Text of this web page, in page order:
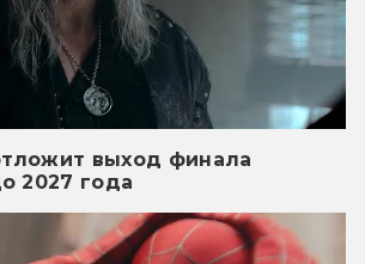
выход финала
2027 года